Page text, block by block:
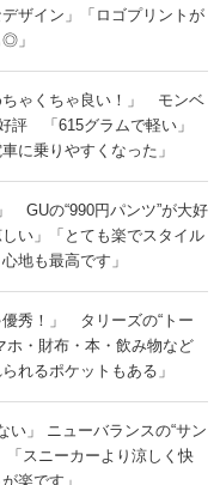
ザイン」「ロゴプリントが
」
ちゃくちゃ良い！」 モンベ
評 「615グラムで軽い」
に乗りやすくなった」
GUの“990円パンツ”が大好
い」「とても楽でスタイル
地も最高です」
優秀！」 タリーズの“トー
・財布・本・飲み物など
れるポケットもある」
い」 ニューバランスの“サン
スニーカーより涼しく快
楽です」